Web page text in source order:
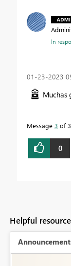
In
‎01-23-2023
Muchas
Message 3 of 3
0
Helpful